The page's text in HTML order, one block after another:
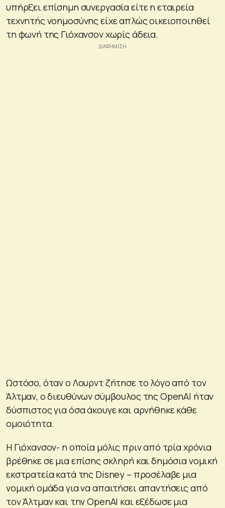
υπήρξει επίσημη συνεργασία είτε η εταιρεία
τεχνητής νοημοσύνης είχε απλώς οικειοποιηθεί
τη φωνή της Γιόχανσον χωρίς άδεια.
Ωστόσο, όταν ο Λουρντ ζήτησε το λόγο από τον
Άλτμαν, ο διευθύνων σύμβουλος της OpenAI ήταν
δύσπιστος για όσα άκουγε και αρνήθηκε κάθε
ομοιότητα.
Η Γιόχανσον- η οποία μόλις πριν από τρία χρόνια
βρέθηκε σε μια επίσης σκληρή και δημόσια νομική
εκστρατεία κατά της Disney – προσέλαβε μια
νομική ομάδα για να απαιτήσει απαντήσεις από
τον Άλτμαν και την OpenAI και εξέδωσε μια